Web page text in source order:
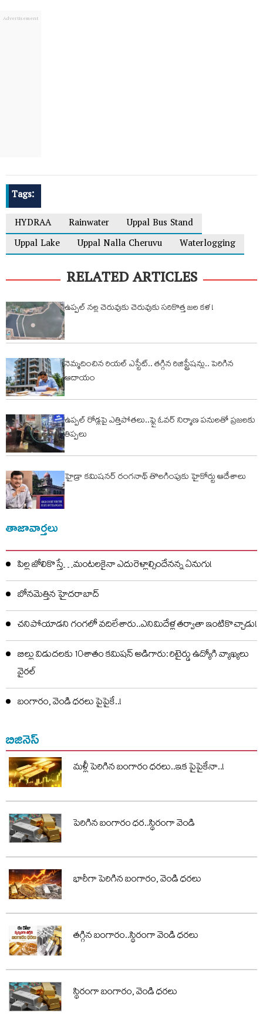
Tags:
HYDRAA
Rainwater
Uppal Bus Stand
Uppal Lake
Uppal Nalla Cheruvu Waterlogging
RELATED ARTICLES
ఉప్పల్ నల్ల చెరువుకు చెరువుకు సరికొత్త జల కళ !
నెమ్మదించిన రియల్ ఎస్టేట్.. తగ్గిన రిజిస్ట్రేషన్లు.. పెరిగిన
ఆదాయం
ఉప్పల్ రోడ్లపై ఎత్తిపోతలు..ఫ్లై ఓవర్ నిర్మాణ పనులతో ప్రజలకు
తిప్పలు
హైడ్రా కమిషనర్ రంగనాథ్ తొలగింపుకు హైకోర్టు ఆదేశాలు
తాజావార్తలు
పిల్ల జోలికొస్తే…మంటలకైనా ఎదురెళ్లాల్సిందేనన్న ఏనుగు!
బోనమెత్తిన హైదరాబాద్
చనిపోయాడని గంగలో వదిలేశారు..ఎనిమిదేళ్ల తర్వాతా ఇంటికొచ్చాడు!
బిల్లు విడుదలకు 10శాతం కమిషన్ అడిగారు: రిటైర్డు ఉద్యోగి వ్యాఖ్యలు
వైరల్
బంగారం, వెండి ధరలు పైపైకే..!
బిజినెస్
మళ్లీ పెరిగిన బంగారం ధరలు..ఇక పైపైకేనా..!
పెరిగిన బంగారం ధర..స్థిరంగా వెండి
భారీగా పెరిగిన బంగారం, వెండి ధరలు
తగ్గిన బంగారం..స్థిరంగా వెండి ధరలు
స్థిరంగా బంగారం, వెండి ధరలు